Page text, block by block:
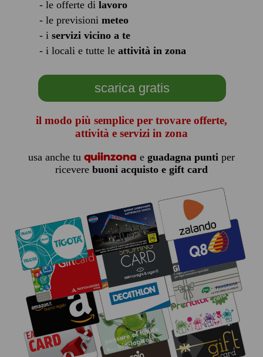
- le offerte di lavoro
- le previsioni meteo
- i servizi vicino a te
- i locali e tutte le attività in zona
scarica gratis
il modo più semplice per trovare offerte,
attività e servizi in zona
usa anche tu quiinzona e guadagna puntiper
ricevere buoni acquisto e gift card